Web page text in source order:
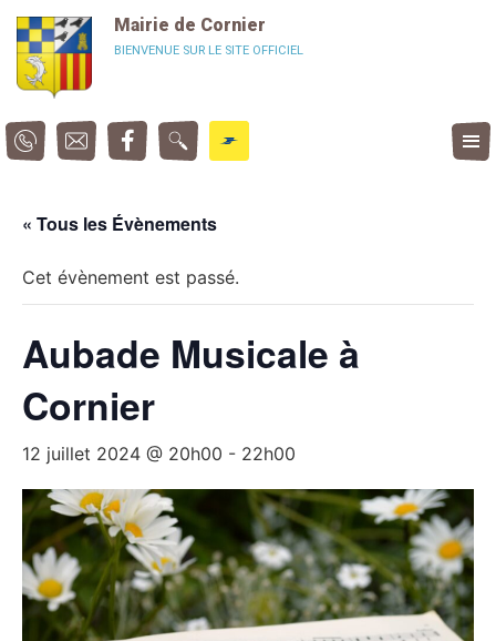
Mairie de Cornier
BIENVENUE SUR LE SITE OFFICIEL
« Tous les Évènements
Cet évènement est passé.
Aubade Musicale à
Cornier
12 juillet 2024 @ 20h00 - 22h00
Panneau de gestion des cookies